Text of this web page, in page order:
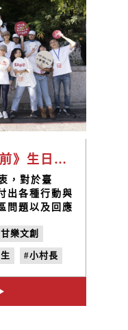
《甘樂十年．堅定向前》生日派對
，對於臺
出各種行動與
問題以及回應
散佈在各個臺
創立時的初衷
的事物，與社
循環 ！ 甘樂
對於臺灣、
樂文創
#小村長